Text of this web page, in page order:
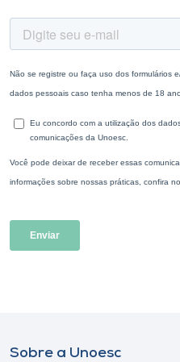
Sobre a Unoesc